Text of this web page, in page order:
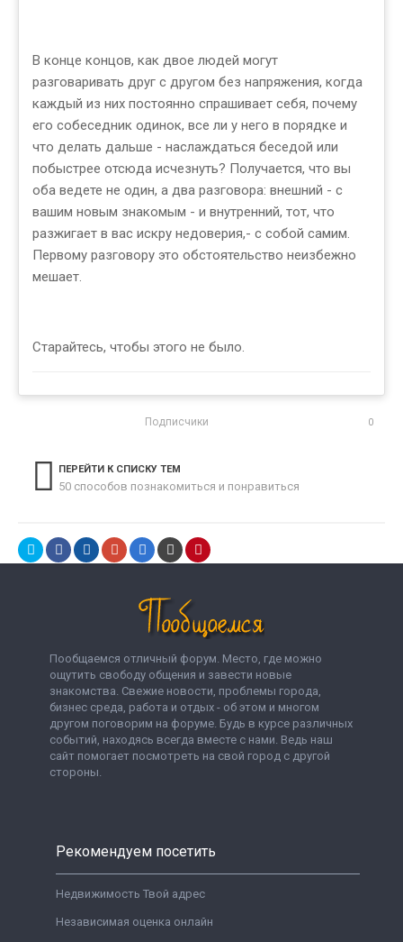
В конце концов, как двое людей могут
разговаривать друг с другом без напряжения, когда
каждый из них постоянно спрашивает себя, почему
его собеседник одинок, все ли у него в порядке и
что делать дальше - наслаждаться беседой или
побыстрее отсюда исчезнуть? Получается, что вы
оба ведете не один, а два разговора: внешний - с
вашим новым знакомым - и внутренний, тот, что
разжигает в вас искру недоверия,- с собой самим.
Первому разговору это обстоятельство неизбежно
мешает.
Старайтесь, чтобы этого не было.
Подписчики 0
ПЕРЕЙТИ К СПИСКУ ТЕМ
50 способов познакомиться и понравиться
Пообщаемся отличный форум. Место, где можно
ощутить свободу общения и завести новые
знакомства. Свежие новости, проблемы города,
бизнес среда, работа и отдых - об этом и многом
другом поговорим на форуме. Будь в курсе различных
событий, находясь всегда вместе с нами. Ведь наш
сайт помогает посмотреть на свой город с другой
стороны.
Рекомендуем посетить
Недвижимость Твой адрес
Независимая оценка онлайн